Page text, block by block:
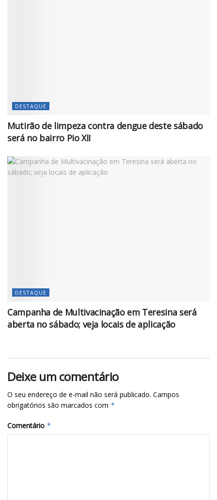
DESTAQUE
Mutirão de limpeza contra dengue deste sábado
será no bairro Pio XII
DESTAQUE
Campanha de Multivacinação em Teresina será
aberta no sábado; veja locais de aplicação
Deixe um comentário
O seu endereço de e-mail não será publicado. Campos
obrigatórios são marcados com *
Comentário *